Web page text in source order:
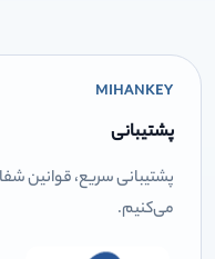
MIHANKEY
پشتیبانی
پشتیبانی سریع، قوانین
می‌کنیم.